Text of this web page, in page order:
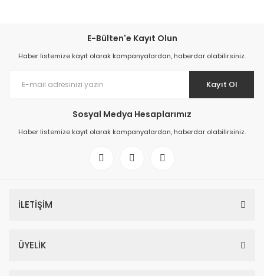
E-Bülten'e Kayıt Olun
Haber listemize kayıt olarak kampanyalardan, haberdar olabilirsiniz.
Kayıt Ol
Sosyal Medya Hesaplarımız
Haber listemize kayıt olarak kampanyalardan, haberdar olabilirsiniz.
İLETİŞİM
ÜYELİK